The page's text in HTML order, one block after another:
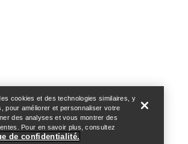
cookies et des technologies similaires, y
pour améliorer et personnaliser votre
des analyses et vous montrer des
Pour en savoir plus, consultez
de confidentialité.